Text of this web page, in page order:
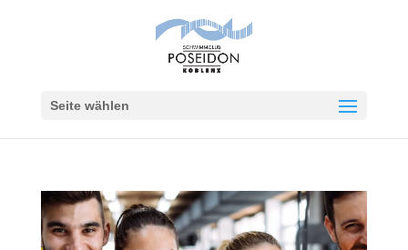
Seite wählen